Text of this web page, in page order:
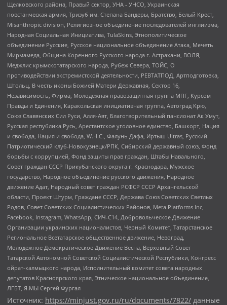
Щелковского района, Правый сектор, УНА - УНСО, Украинская
повстанческая армия, Тризуб им. Степана Бандеры, Братство, Белый Крест,
Misanthropic division, Религиозное объединение последователей инглиизма,
Народная Социальная Инициатива, TulaSkins, Этнополитическое
объединение Русские, Русское национальное объединение Атака, Мечеть
Мирмамеда, Община Коренного Русского народа г. Астрахани, ВОЛЯ,
Меджлис крымскотатарского народа, Рубеж Севера, ТОЙС, О
противодействии экстремистской деятельности, РЕВТАТПОД, Артподготовка,
Штольц, В честь иконы Божией Матери Державная, Сектор 16,
Независимость, Фирма, Молодежная правозащитная группа МПГ, Курсом
Правды и Единения, Каракольская инициативная группа, Автоград Крю,
Союз Славянских Сил Руси, Алля-Аят, Благотворительный пансионат Ак Умут,
Русская республика Русь, Арестантское уголовное единство, Башкорт, Нация
и свобода, Нация и свобода, W.H.С., Фалунь Дафа, Иртыш Ultras, Русский
Патриотический клуб-Новокузнецк/РПК, Сибирский державный союз, Фонд
борьбы с коррупцией, Фонд защиты прав граждан, Штабы Навального,
Совет граждан СССР Прикубанского округа г. Краснодара, Мужское
государство, Народное объединение русского движения, Народное
движение Адат, Народный совет граждан РСФСР СССР Архангельской
области, Проект Штурм, Граждане СССР, Держава Союз Советских Светлых
Родов, Совет Советских Социалистических Районов, Meta Platforms Inc,
Facebook, Instagram, WhatsApp, СИЧ-С14, Добровольческое Движение
Организации украинских националистов, Черный Комитет, Татарстанское
Региональное Всетатарское общественное движение, Невоград,
Молодежное Демократическое Движение Весна, Верховный Совет
Татарской Автономной Советской Социалистической Республики, Конгресс
ойрат-калмыцкого народа, Исполнительный комитет совета народных
депутатов Красноярского края, Этническое национальное объединение,
ЛГБТ, Я.МЫ Сергей Фургал
Источник: https://minjust.gov.ru/ru/documents/7822/ данные